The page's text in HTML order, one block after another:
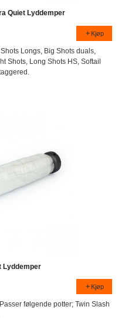
Quiet Lyddemper
Kjøp
Longs, Big Shots duals,
Shots, Long Shots HS, Softail
Lyddemper
Kjøp
følgende potter; Twin Slash